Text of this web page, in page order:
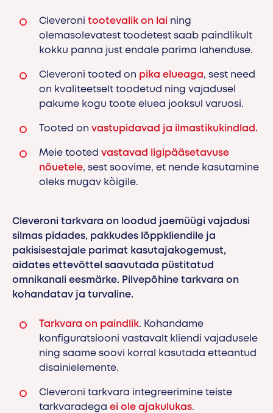
Cleveroni tootevalik on lai ning
olemasolevatest toodetest saab paindlikult
kokku panna just endale parima lahenduse.
Cleveroni tooted on pika elueaga, sest need
on kvaliteetselt toodetud ning vajadusel
pakume kogu toote eluea jooksul varuosi.
Tooted on vastupidavad ja ilmastikukindlad.
Meie tooted vastavad ligipääsetavuse
nõuetele, sest soovime, et nende kasutamine
oleks mugav kõigile.
Cleveroni tarkvara on loodud jaemüügi vajadusi
silmas pidades, pakkudes lõppkliendile ja
pakisisestajale parimat kasutajakogemust,
aidates ettevõttel saavutada püstitatud
omnikanali eesmärke. Pilvepõhine tarkvara on
kohandatav ja turvaline.
Tarkvara on paindlik. Kohandame
konfiguratsiooni vastavalt kliendi vajadusele
ning saame soovi korral kasutada etteantud
disainielemente.
Cleveroni tarkvara integreerimine teiste
tarkvaradega ei ole ajakulukas.